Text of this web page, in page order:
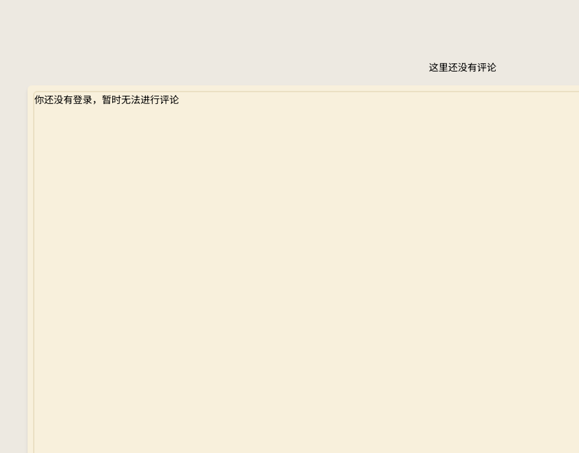
这里还没有评论
你还没有登录，暂时无法进行评论